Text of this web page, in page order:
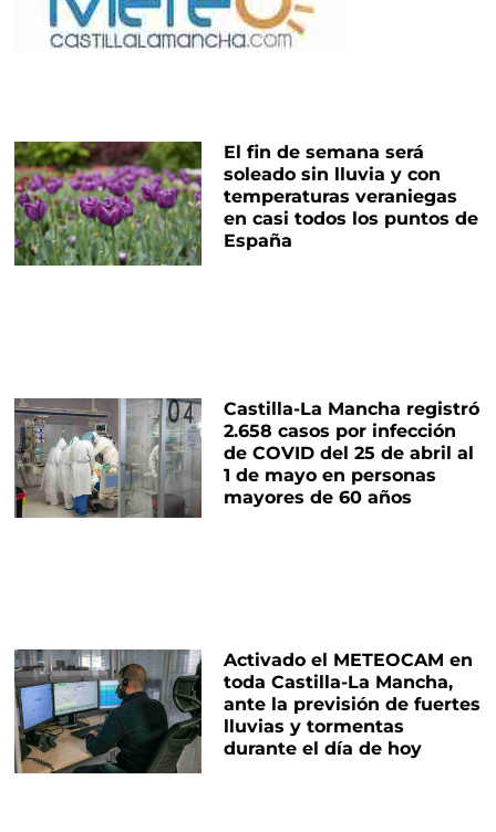
El fin de semana será
soleado sin lluvia y con
temperaturas veraniegas
en casi todos los puntos de
España
Castilla-La Mancha registró
2.658 casos por infección
de COVID del 25 de abril al
1 de mayo en personas
mayores de 60 años
Activado el METEOCAM en
toda Castilla-La Mancha,
ante la previsión de fuertes
lluvias y tormentas
durante el día de hoy